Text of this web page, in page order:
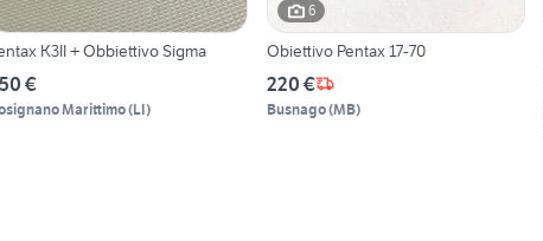
K3II + Obbiettivo Sigma
€
Marittimo(LI)
6
Obiettivo Pentax 17-70
220 €
Busnago(MB)